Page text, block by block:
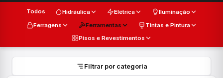
Todos Hidráulica Elétrica
Iluminação
Ferragens
Ferramentas
Tintas e Pintura
Pisos e Revestimentos
Filtrar por categoria